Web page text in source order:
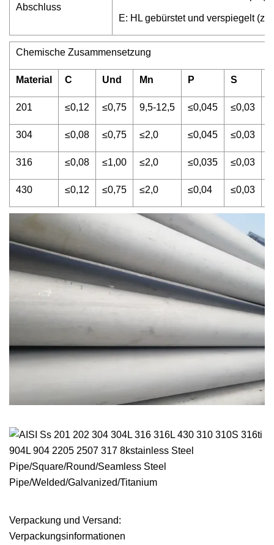
Abschluss
E: HL gebürstet und verspiegelt
Chemische Zusammensetzung
Material C Und Mn P S
201 ≤0,12 ≤0,75 9,5-12,5 ≤0,045 ≤0,03
304 ≤0,08 ≤0,75 ≤2,0 ≤0,045 ≤0,03
316 ≤0,08 ≤1,00 ≤2,0 ≤0,035 ≤0,03
430 ≤0,12 ≤0,75 ≤2,0 ≤0,04 ≤0,03
Verpackung und Versand:
Verpackungsinformationen